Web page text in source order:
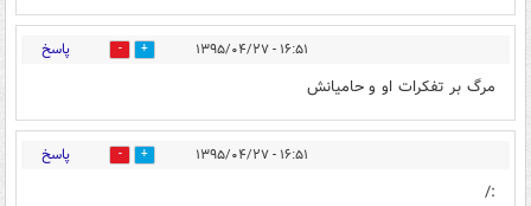
۱۶:۵۱ - ۱۳۹۵/۰۴/۲۷ 0 پاسخ
مرگ بر تفکرات او و حامیانش
۱۶:۵۱ - ۱۳۹۵/۰۴/۲۷ 0 پاسخ
:/